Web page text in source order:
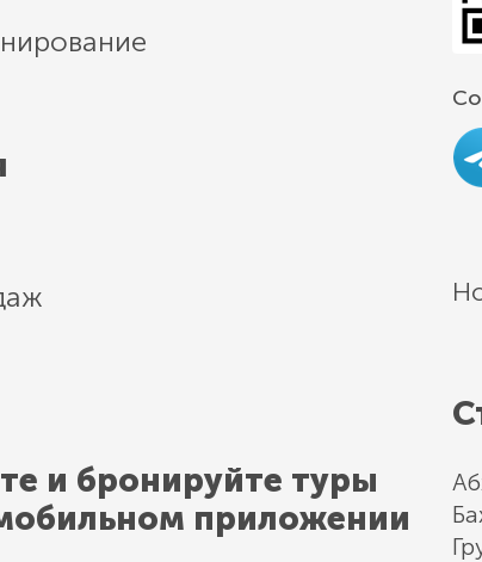
и бронируйте туры
приложении